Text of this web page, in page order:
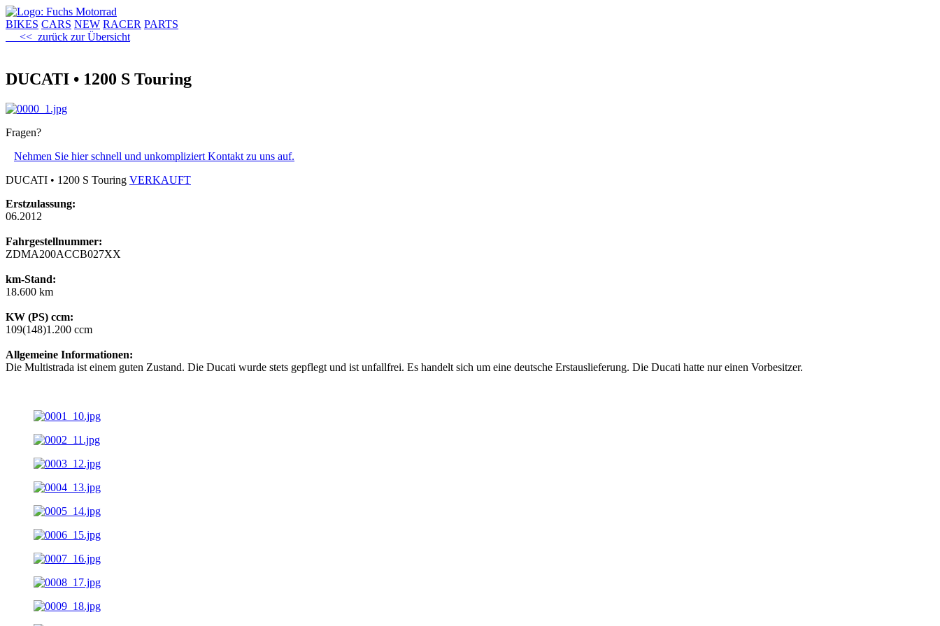
BIKES CARS NEW RACER PARTS
<< zurück zur Übersicht
DUCATI • 1200 S Touring
Fragen?
Nehmen Sie hier schnell und unkompliziert Kontakt zu uns auf.
DUCATI • 1200 S Touring VERKAUFT
Erstzulassung:
06.2012
Fahrgestellnummer:
ZDMA200ACCB027XX
km-Stand:
18.600 km
KW (PS) ccm:
109(148)1.200 ccm
Allgemeine Informationen:
Die Multistrada ist einem guten Zustand. Die Ducati wurde stets gepflegt und ist unfallfrei. Es handelt sich um eine deutsche Erstauslieferung. Die Ducati hatte nur einen Vorbesitzer.